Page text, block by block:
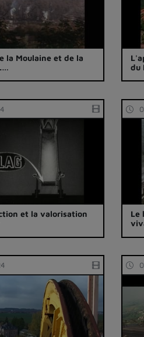
la Moulaine et de la
du
et la valorisation
Le